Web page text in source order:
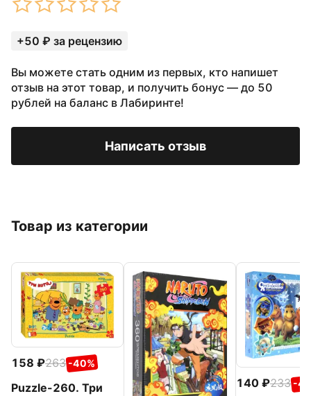
+50 ₽ за рецензию
Вы можете стать одним из первых, кто напишет
отзыв на этот товар, и получить бонус — до 50
рублей на баланс в Лабиринте!
Написать отзыв
Товар из категории
158 263 -40%
Puzzle-260. Три
140 233 -